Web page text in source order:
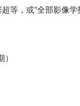
等，或“全部影像